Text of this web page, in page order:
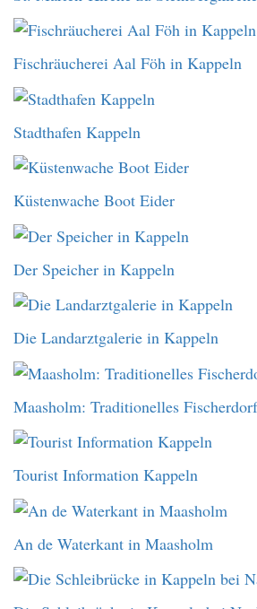
Fischräucherei Aal Föh in Kappeln
Stadthafen Kappeln
Küstenwache Boot Eider
Der Speicher in Kappeln
Die Landarztgalerie in Kappeln
Maasholm: Traditionelles
Tourist Information Kappeln
An de Waterkant in Maasholm